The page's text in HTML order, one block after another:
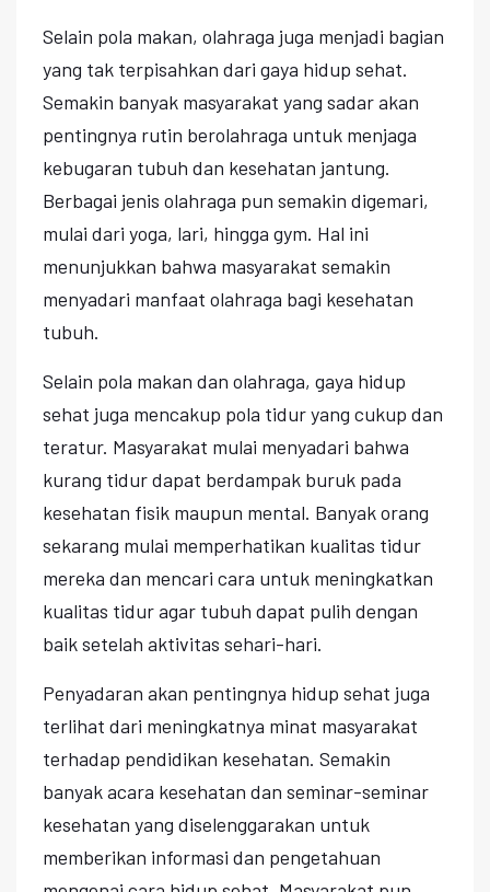
Selain pola makan, olahraga juga menjadi bagian
yang tak terpisahkan dari gaya hidup sehat.
Semakin banyak masyarakat yang sadar akan
pentingnya rutin berolahraga untuk menjaga
kebugaran tubuh dan kesehatan jantung.
Berbagai jenis olahraga pun semakin digemari,
mulai dari yoga, lari, hingga gym. Hal ini
menunjukkan bahwa masyarakat semakin
menyadari manfaat olahraga bagi kesehatan
tubuh.
Selain pola makan dan olahraga, gaya hidup
sehat juga mencakup pola tidur yang cukup dan
teratur. Masyarakat mulai menyadari bahwa
kurang tidur dapat berdampak buruk pada
kesehatan fisik maupun mental. Banyak orang
sekarang mulai memperhatikan kualitas tidur
mereka dan mencari cara untuk meningkatkan
kualitas tidur agar tubuh dapat pulih dengan
baik setelah aktivitas sehari-hari.
Penyadaran akan pentingnya hidup sehat juga
terlihat dari meningkatnya minat masyarakat
terhadap pendidikan kesehatan. Semakin
banyak acara kesehatan dan seminar-seminar
kesehatan yang diselenggarakan untuk
memberikan informasi dan pengetahuan